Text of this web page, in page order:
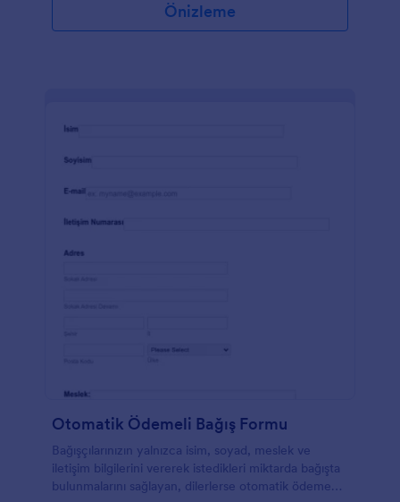
Önizleme
Otomatik Ödemeli Bağış Formu
Bağışçılarınızın yalnızca isim, soyad, meslek ve
iletişim bilgilerini vererek istedikleri miktarda bağışta
bulunmalarını sağlayan, dilerlerse otomatik ödeme